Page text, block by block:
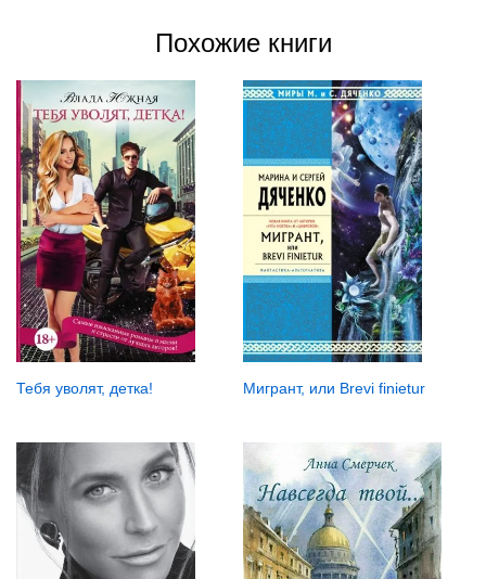
Похожие книги
Тебя уволят, детка! Мигрант, или Brevi finietur